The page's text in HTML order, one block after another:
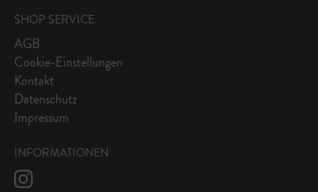
SHOP SERVICE
AGB
Cookie-Einstellungen
Kontakt
Datenschutz
Impressum
INFORMATIONEN